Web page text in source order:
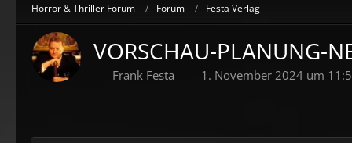
Horror & Thriller Forum Forum Festa Verlag
VORSCHAU-PLANUNG-
Frank Festa 1. November 2024 um